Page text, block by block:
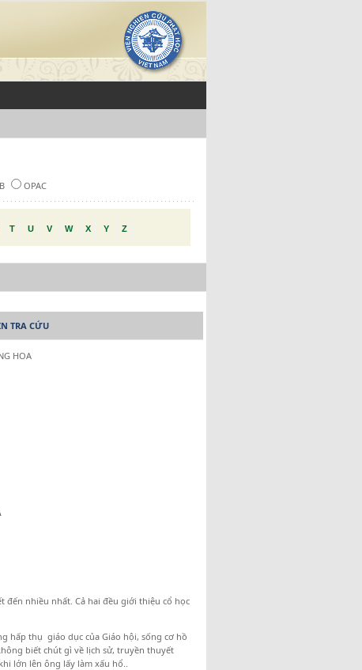
OPAC
T U V W X Y Z
TRA CỨU
HOA
đến nhiều nhất. Cả hai đều giới thiệu cổ học
hấp thụ giáo dục của Giáo hội, sống cơ hồ
biết chút gì về lịch sử, truyền thuyết
lớn lên ông lấy làm xấu hổ..